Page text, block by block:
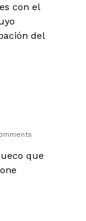
con el
del
que